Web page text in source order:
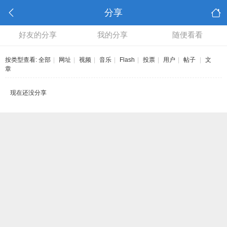
分享
好友的分享 我的分享 随便看看
按类型查看: 全部 网址 视频 音乐 Flash 投票 用户 帖子
文
章
现在还没分享